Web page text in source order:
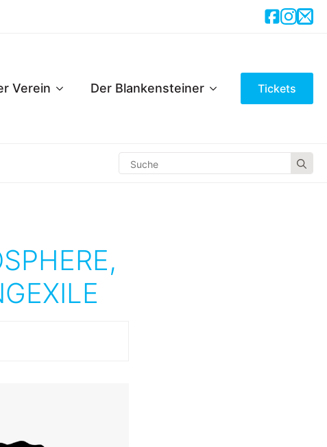
Verein Der Blankensteiner Tickets